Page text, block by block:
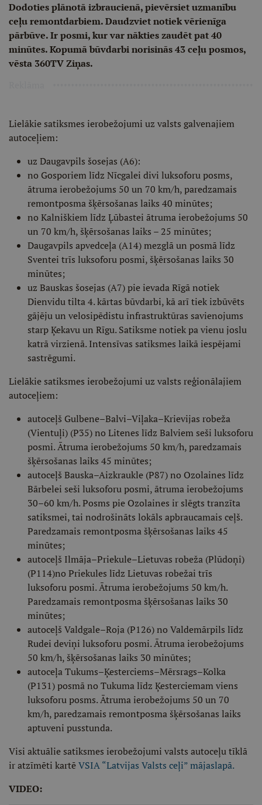
Dodoties plānotā izbraucienā, pievērsiet uzmanību
ceļu remontdarbiem. Daudzviet notiek vērienīga
pārbūve. Ir posmi, kur var nākties zaudēt pat 40
minūtes. Kopumā būvdarbi norisinās 43 ceļu posmos,
vēsta 360TV Ziņas.
Lielākie satiksmes ierobežojumi uz valsts galvenajiem
autoceļiem:
uz Daugavpils šosejas (A6):
no Gosporiem līdz Nīcgalei divi luksoforu posms,
ātruma ierobežojums 50 un 70 km/h, paredzamais
remontposma šķērsošanas laiks 40 minūtes;
no Kalniškiem līdz Ļūbastei ātruma ierobežojums 50
un 70 km/h, šķērsošanas laiks – 25 minūtes;
Daugavpils apvedceļa (A14) mezglā un posmā līdz
Sventei trīs luksoforu posmi, šķērsošanas laiks 30
minūtes;
uz Bauskas šosejas (A7) pie ievada Rīgā notiek
Dienvidu tilta 4. kārtas būvdarbi, kā arī tiek izbūvēts
gājēju un velosipēdistu infrastruktūras savienojums
starp Ķekavu un Rīgu. Satiksme notiek pa vienu joslu
katrā virzienā. Intensīvas satiksmes laikā iespējami
sastrēgumi.
Lielākie satiksmes ierobežojumi uz valsts reģionālajiem
autoceļiem:
autoceļš Gulbene–Balvi–Viļaka–Krievijas robeža
(Vientuļi) (P35) no Litenes līdz Balviem seši luksoforu
posmi. Ātruma ierobežojums 50 km/h, paredzamais
šķērsošanas laiks 45 minūtes;
autoceļš Bauska–Aizkraukle (P87) no Ozolaines līdz
Bārbelei seši luksoforu posmi, ātruma ierobežojums
30–60 km/h. Posms pie Ozolaines ir slēgts tranzīta
satiksmei, tai nodrošināts lokāls apbraucamais ceļš.
Paredzamais remontposma šķērsošanas laiks 45
minūtes;
autoceļš Ilmāja–Priekule–Lietuvas robeža (Plūdoņi)
(P114)no Priekules līdz Lietuvas robežai trīs
luksoforu posmi. Ātruma ierobežojums 50 km/h.
Paredzamais remontposma šķērsošanas laiks 30
minūtes;
autoceļš Valdgale–Roja (P126) no Valdemārpils līdz
Rudei deviņi luksoforu posmi. Ātruma ierobežojums
50 km/h, šķērsošanas laiks 30 minūtes;
autoceļa Tukums–Ķesterciems–Mērsrags–Kolka
(P131) posmā no Tukuma līdz Ķesterciemam viens
luksoforu posms. Ātruma ierobežojums 50 un 70
km/h, paredzamais remontposma šķērsošanas laiks
aptuveni pusstunda.
Visi aktuālie satiksmes ierobežojumi valsts autoceļu tīklā
ir atzīmēti kartēVSIA “Latvijas Valsts ceļi” mājaslapā.
VIDEO: